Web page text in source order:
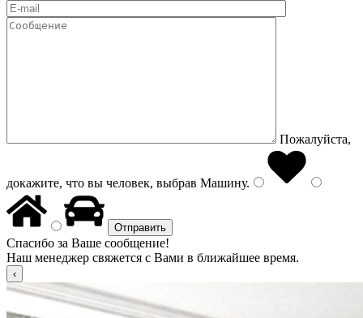
Пожалуйста,
докажите, что вы человек, выбрав Машину.
Спасибо за Ваше сообщение!
Наш менеджер свяжется с Вами в ближайшее время.